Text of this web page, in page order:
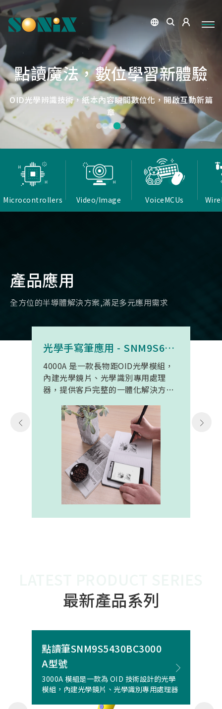
微小核心，巨大力量
松翰MCU：極致效能，智慧應用無所不在
低延遲戰場
Report Rate 性能之巔，松翰電競，掌控每一秒
捕捉每個清晰瞬間
高畫質ISP技術，支援HDR/3D降噪，提供卓越影像處理
能力
點讀魔法，數位學習新體驗
OID光學辨識技術，紙本內容瞬間數位化，開啟互動新篇
章
低延遲，無線視界
確保流暢穩定的影像傳輸
Microcontrollers Video/Image VoiceMCUs
產品應用
全方位的半導體解決方案,滿足多元應用需求
光學手寫筆應用 - SNM9S6100BC4000A
4000A 是一款長物距OID光學模組，
內建光學鏡片、光學識別專用處理
器，提供客戶完整的一體化解決方
置開發。模組在保持小型化的同時，
延伸了可用物距範圍，使其能在離紙
面更遠的位置仍精確讀取碼點，同時
內建的高幀率SoC，能確保書寫筆跡
的連續與準確。 透過4000A模組能有
效縮短客戶開發週期，並確保在小型
裝置中仍維持高精度與穩定度，讓產
品能夠以最自然的方式，將紙本與數
位內容緊密連結。
最新產品系列
點讀筆SNM9S5430BC3000
A型號
3000A 模組是一款為 OID 技術設計的光學
模組，內建光學鏡片、光學識別專用處理器